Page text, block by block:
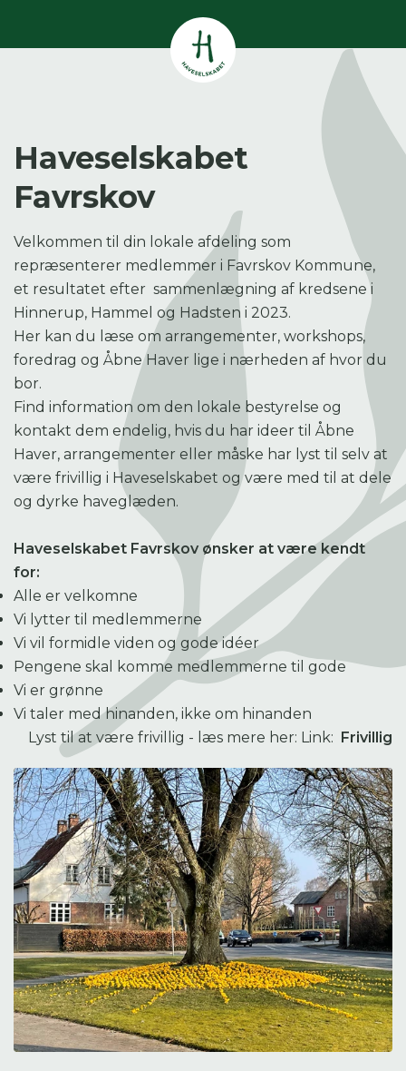
Arrangementer
resultater
Shop
0 resultater
Åbne haver
0 resultater
Du skal indtaste minimum 3
tegn for at se resultater
Her kan du søge i hele vores katalog af
artikler, arrangementer, produkter og åbne
haver.
Haveselskabet
Favrskov
Velkommen til din lokale afdeling som
repræsenterer medlemmer i Favrskov Kommune,
et resultatet efter sammenlægning af kredsene i
Hinnerup, Hammel og Hadsten i 2023.
Her kan du læse om arrangementer, workshops,
foredrag og Åbne Haver lige i nærheden af hvor du
bor.
Find information om den lokale bestyrelse og
kontakt dem endelig, hvis du har ideer til Åbne
Haver, arrangementer eller måske har lyst til selv at
være frivillig i Haveselskabet og være med til at dele
og dyrke haveglæden.
Haveselskabet Favrskov ønsker at være kendt
for:
Alle er velkomne
Vi lytter til medlemmerne
Vi vil formidle viden og gode idéer
Pengene skal komme medlemmerne til gode
Vi er grønne
Vi taler med hinanden, ikke om hinanden
Lyst til at være frivillig - læs mere her: Link: Frivillig